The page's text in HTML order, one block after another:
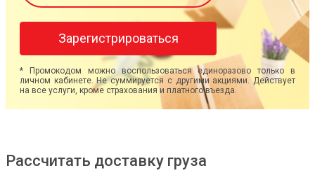
Зарегистрироваться
* Промокодом можно воспользоваться единоразово только в
личном кабинете. Не суммируется с другими акциями. Действует
на все услуги, кроме страхования и платного въезда.
Рассчитать доставку груза